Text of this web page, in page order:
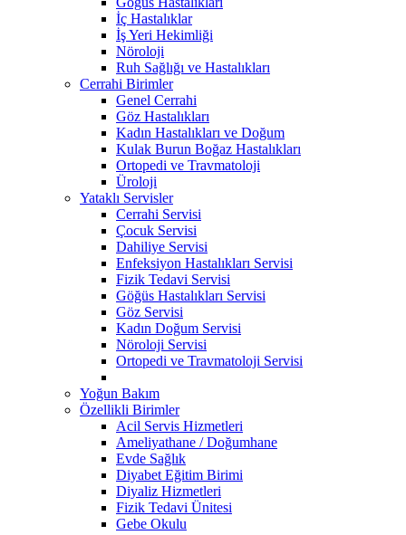
İç Hastalıklar
İş Yeri Hekimliği
Nöroloji
Ruh Sağlığı ve Hastalıkları
Cerrahi Birimler
Genel Cerrahi
Göz Hastalıkları
Kadın Hastalıkları ve Doğum
Kulak Burun Boğaz Hastalıkları
Ortopedi ve Travmatoloji
Üroloji
Yataklı Servisler
Cerrahi Servisi
Çocuk Servisi
Dahiliye Servisi
Enfeksiyon Hastalıkları Servisi
Fizik Tedavi Servisi
Göğüs Hastalıkları Servisi
Göz Servisi
Kadın Doğum Servisi
Nöroloji Servisi
Ortopedi ve Travmatoloji Servisi
Yoğun Bakım
Özellikli Birimler
Acil Servis Hizmetleri
Ameliyathane / Doğumhane
Evde Sağlık
Diyabet Eğitim Birimi
Diyaliz Hizmetleri
Fizik Tedavi Ünitesi
Gebe Okulu